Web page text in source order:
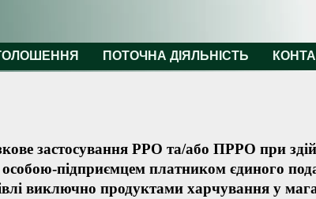
ПОТОЧНА ДІЯЛЬНІСТЬ
застосування РРО та/або ПРРО при
підприємцем платником єдиного
виключно продуктами харчування у